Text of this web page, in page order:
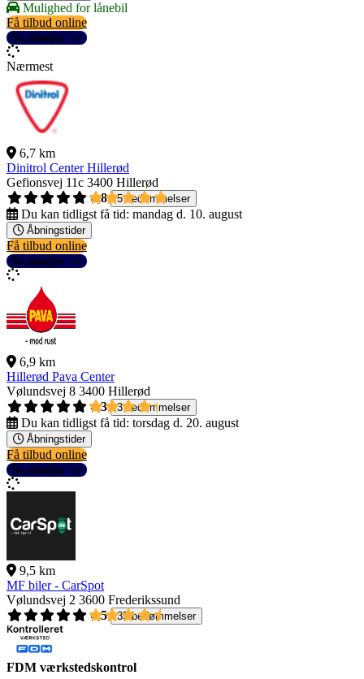
Mulighed for lånebil
Få tilbud online
Se detaljer
Nærmest
6,7 km
Dinitrol Center Hillerød
Gefionsvej 11c 3400 Hillerød
4,8
5 bedømmelser
Du kan tidligst få tid: mandag d. 10. august
Åbningstider
Få tilbud online
Se detaljer
6,9 km
Hillerød Pava Center
Vølundsvej 8 3400 Hillerød
4,3
3 bedømmelser
Du kan tidligst få tid: torsdag d. 20. august
Åbningstider
Få tilbud online
Se detaljer
9,5 km
MF biler - CarSpot
Vølundsvej 2 3600 Frederikssund
4,5
35 bedømmelser
FDM værkstedskontrol